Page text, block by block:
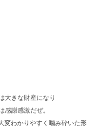
大きな財産になり
感謝感激だぜ。
変わかりやすく噛み砕いた形